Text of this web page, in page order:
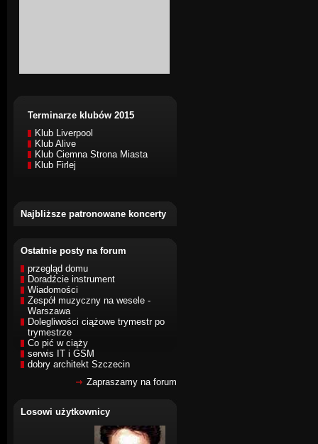
Terminarze klubów 2015
Klub Liverpool
Klub Alive
Klub Ciemna Strona Miasta
Klub Firlej
Najbliższe patronowane koncerty
Ostatnie posty na forum
przegląd domu
Doradźcie instrument
Wiadomości
Zespół muzyczny na wesele -
Warszawa
Dolegliwości ciążowe trymestr po
trymestrze
Co pić w ciąży
serwis IT i GSM
dobry architekt Szczecin
Zapraszamy na forum
Losowi użytkownicy